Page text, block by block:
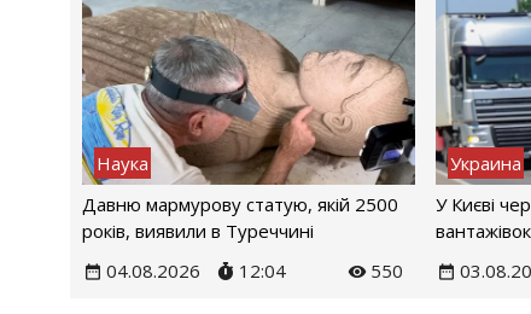
Наука
Давню мармурову статую, якій 2500
років, виявили в Туреччині
04.08.2026
12:04 550
Украина
У Києві
вантажівок